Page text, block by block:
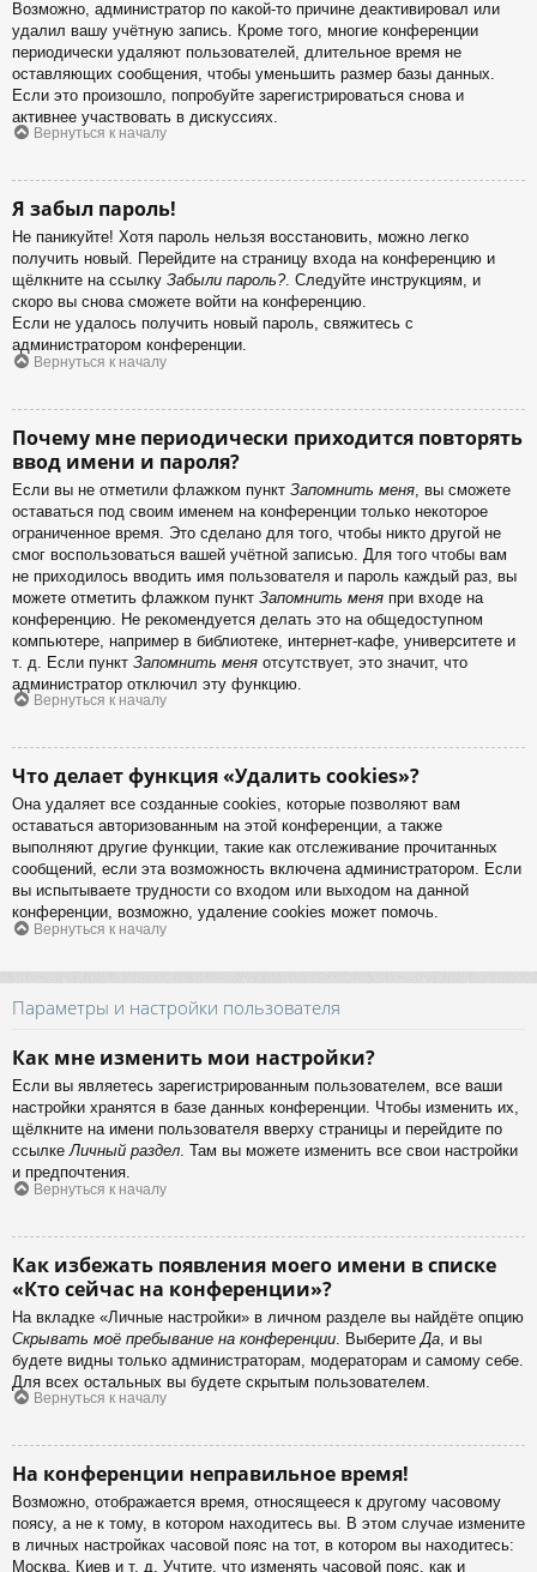
Возможно, администратор по какой-то причине деактивировал или
удалил вашу учётную запись. Кроме того, многие конференции
периодически удаляют пользователей, длительное время не
оставляющих сообщения, чтобы уменьшить размер базы данных.
Если это произошло, попробуйте зарегистрироваться снова и
активнее участвовать в дискуссиях.
Вернуться к началу
Я забыл пароль!
Не паникуйте! Хотя пароль нельзя восстановить, можно легко
получить новый. Перейдите на страницу входа на конференцию и
щёлкните на ссылку Забыли пароль?. Следуйте инструкциям, и
скоро вы снова сможете войти на конференцию.
Если не удалось получить новый пароль, свяжитесь с
администратором конференции.
Вернуться к началу
Почему мне периодически приходится повторять
ввод имени и пароля?
Если вы не отметили флажком пункт Запомнить меня , вы сможете
оставаться под своим именем на конференции только некоторое
ограниченное время. Это сделано для того, чтобы никто другой не
смог воспользоваться вашей учётной записью. Для того чтобы вам
не приходилось вводить имя пользователя и пароль каждый раз, вы
можете отметить флажком пункт Запомнить меня при входе на
конференцию. Не рекомендуется делать это на общедоступном
компьютере, например в библиотеке, интернет-кафе, университете и
т. д. Если пункт Запомнить меня отсутствует, это значит, что
администратор отключил эту функцию.
Вернуться к началу
Что делает функция «Удалить cookies»?
Она удаляет все созданные cookies, которые позволяют вам
оставаться авторизованным на этой конференции, а также
выполняют другие функции, такие как отслеживание прочитанных
сообщений, если эта возможность включена администратором. Если
вы испытываете трудности со входом или выходом на данной
конференции, возможно, удаление cookies может помочь.
Вернуться к началу
Параметры и настройки пользователя
Как мне изменить мои настройки?
Если вы являетесь зарегистрированным пользователем, все ваши
настройки хранятся в базе данных конференции. Чтобы изменить их,
щёлкните на имени пользователя вверху страницы и перейдите по
ссылкеЛичный раздел. Там вы можете изменить все свои настройки
и предпочтения.
Вернуться к началу
Как избежать появления моего имени в списке
«Кто сейчас на конференции»?
На вкладке «Личные настройки» в личном разделе вы найдёте опцию
Скрывать моё пребывание на конференции . Выберите Да , и вы
будете видны только администраторам, модераторам и самому себе.
Для всех остальных вы будете скрытым пользователем.
Вернуться к началу
На конференции неправильное время!
Возможно, отображается время, относящееся к другому часовому
поясу, а не к тому, в котором находитесь вы. В этом случае измените
в личных настройках часовой пояс на тот, в котором вы находитесь:
Москва, Киев и т. д. Учтите, что изменять часовой пояс, как и